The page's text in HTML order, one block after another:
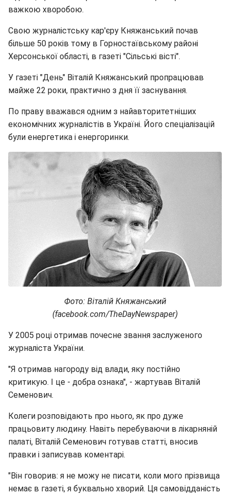
важкою хворобою.
Свою журналістську кар'єру Княжанський почав
більше 50 років тому в Горностаївському районі
Херсонської області, в газеті "Сільські вісті".
У газеті "День" Віталій Княжанський пропрацював
майже 22 роки, практично з дня її заснування.
По праву вважався одним з найавторитетніших
економічних журналістів в Україні. Його спеціалізацій
були енергетика і енергоринки.
Фото: Віталій Княжанський
(facebook.com/TheDayNewspaper)
У 2005 році отримав почесне звання заслуженого
журналіста України.
"Я отримав нагороду від влади, яку постійно
критикую. І це - добра ознака", - жартував Віталій
Семенович.
Колеги розповідають про нього, як про дуже
працьовиту людину. Навіть перебуваючи в лікарняній
палаті, Віталій Семенович готував статті, вносив
правки і записував коментарі.
"Він говорив: я не можу не писати, коли мого прізвища
немає в газеті, я буквально хворий. Ця самовідданість